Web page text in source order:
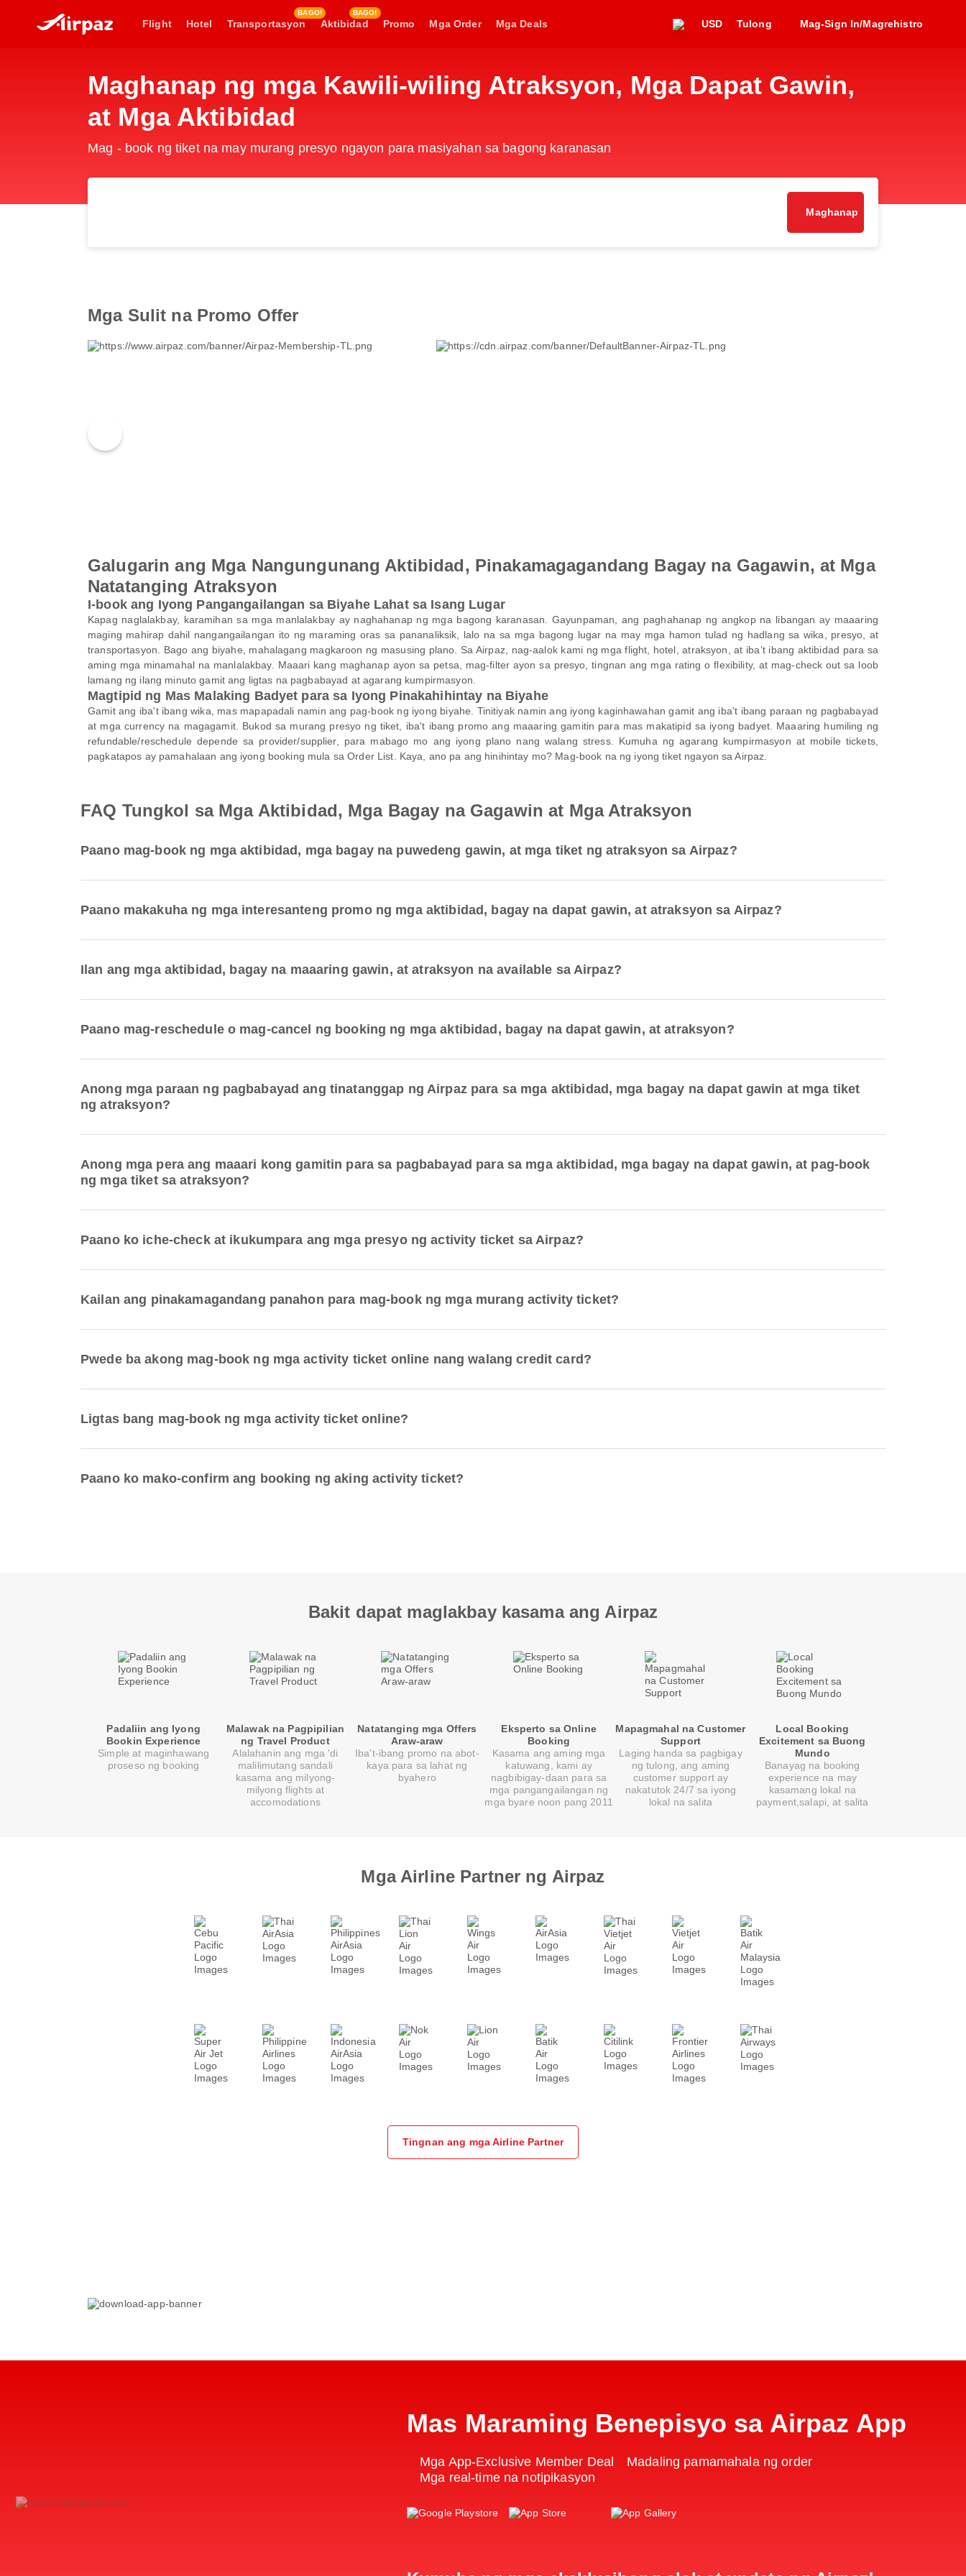
Flight Hotel
BAGO!
Transportasyon
BAGO!
Aktibidad Promo Mga Order Mga Deals USD Tulong Mag-Sign In/Magrehistro
Maghanap ng mga Kawili-wiling Atraksyon, Mga Dapat Gawin,
at Mga Aktibidad
Mag - book ng tiket na may murang presyo ngayon para masiyahan sa bagong karanasan
Maghanap
Mga Sulit na Promo Offer
Galugarin ang Mga Nangungunang Aktibidad, Pinakamagagandang Bagay na Gagawin, at Mga
Natatanging Atraksyon
I-book ang Iyong Pangangailangan sa Biyahe Lahat sa Isang Lugar
Kapag naglalakbay, karamihan sa mga manlalakbay ay naghahanap ng mga bagong karanasan. Gayunpaman, ang paghahanap ng angkop na libangan ay maaaring
maging mahirap dahil nangangailangan ito ng maraming oras sa pananaliksik, lalo na sa mga bagong lugar na may mga hamon tulad ng hadlang sa wika, presyo, at
transportasyon. Bago ang biyahe, mahalagang magkaroon ng masusing plano. Sa Airpaz, nag-aalok kami ng mga flight, hotel, atraksyon, at iba’t ibang aktibidad para sa
aming mga minamahal na manlalakbay. Maaari kang maghanap ayon sa petsa, mag-filter ayon sa presyo, tingnan ang mga rating o flexibility, at mag-check out sa loob
lamang ng ilang minuto gamit ang ligtas na pagbabayad at agarang kumpirmasyon.
Magtipid ng Mas Malaking Badyet para sa Iyong Pinakahihintay na Biyahe
Gamit ang iba't ibang wika, mas mapapadali namin ang pag-book ng iyong biyahe. Tinitiyak namin ang iyong kaginhawahan gamit ang iba't ibang paraan ng pagbabayad
at mga currency na magagamit. Bukod sa murang presyo ng tiket, iba't ibang promo ang maaaring gamitin para mas makatipid sa iyong badyet. Maaaring humiling ng
refundable/reschedule depende sa provider/supplier, para mabago mo ang iyong plano nang walang stress. Kumuha ng agarang kumpirmasyon at mobile tickets,
pagkatapos ay pamahalaan ang iyong booking mula sa Order List. Kaya, ano pa ang hinihintay mo? Mag-book na ng iyong tiket ngayon sa Airpaz.
FAQ Tungkol sa Mga Aktibidad, Mga Bagay na Gagawin at Mga Atraksyon
Paano mag-book ng mga aktibidad, mga bagay na puwedeng gawin, at mga tiket ng atraksyon sa Airpaz?
Paano makakuha ng mga interesanteng promo ng mga aktibidad, bagay na dapat gawin, at atraksyon sa Airpaz?
Ilan ang mga aktibidad, bagay na maaaring gawin, at atraksyon na available sa Airpaz?
Paano mag-reschedule o mag-cancel ng booking ng mga aktibidad, bagay na dapat gawin, at atraksyon?
Anong mga paraan ng pagbabayad ang tinatanggap ng Airpaz para sa mga aktibidad, mga bagay na dapat gawin at mga tiket
ng atraksyon?
Anong mga pera ang maaari kong gamitin para sa pagbabayad para sa mga aktibidad, mga bagay na dapat gawin, at pag-book
ng mga tiket sa atraksyon?
Paano ko iche-check at ikukumpara ang mga presyo ng activity ticket sa Airpaz?
Kailan ang pinakamagandang panahon para mag-book ng mga murang activity ticket?
Pwede ba akong mag-book ng mga activity ticket online nang walang credit card?
Ligtas bang mag-book ng mga activity ticket online?
Paano ko mako-confirm ang booking ng aking activity ticket?
Bakit dapat maglakbay kasama ang Airpaz
Padaliin ang Iyong
Bookin Experience
Simple at maginhawang
proseso ng booking
Malawak na Pagpipilian
ng Travel Product
Alalahanin ang mga 'di
malilimutang sandali
kasama ang milyong-
milyong flights at
accomodations
Natatanging mga Offers
Araw-araw
Iba't-ibang promo na abot-
kaya para sa lahat ng
byahero
Eksperto sa Online
Booking
Kasama ang aming mga
katuwang, kami ay
nagbibigay-daan para sa
mga pangangailangan ng
mga byare noon pang 2011
Mapagmahal na Customer
Support
Laging handa sa pagbigay
ng tulong, ang aming
customer support ay
nakatutok 24/7 sa iyong
lokal na salita
Local Booking
Excitement sa Buong
Mundo
Banayag na booking
experience na may
kasamang lokal na
payment,salapi, at salita
Mga Airline Partner ng Airpaz
Tingnan ang mga Airline Partner
Mas Maraming Benepisyo sa Airpaz App
Mga App-Exclusive Member Deal
Madaling pamamahala ng order
Mga real-time na notipikasyon